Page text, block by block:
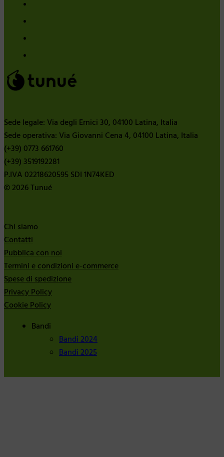
Sede legale: Via degli Ernici 30, 04100 Latina, Italia
Sede operativa: Via Giovanni Cena 4, 04100 Latina, Italia
(+39) 0773 661760
(+39) 3519192281
P.IVA 02218620595 SDI 1N74KED
© 2026 Tunué
Chi siamo
Contatti
Pubblica con noi
Termini e condizioni e-commerce
Spese di spedizione
Privacy Policy
Cookie Policy
Bandi
Bandi 2024
Bandi 2025